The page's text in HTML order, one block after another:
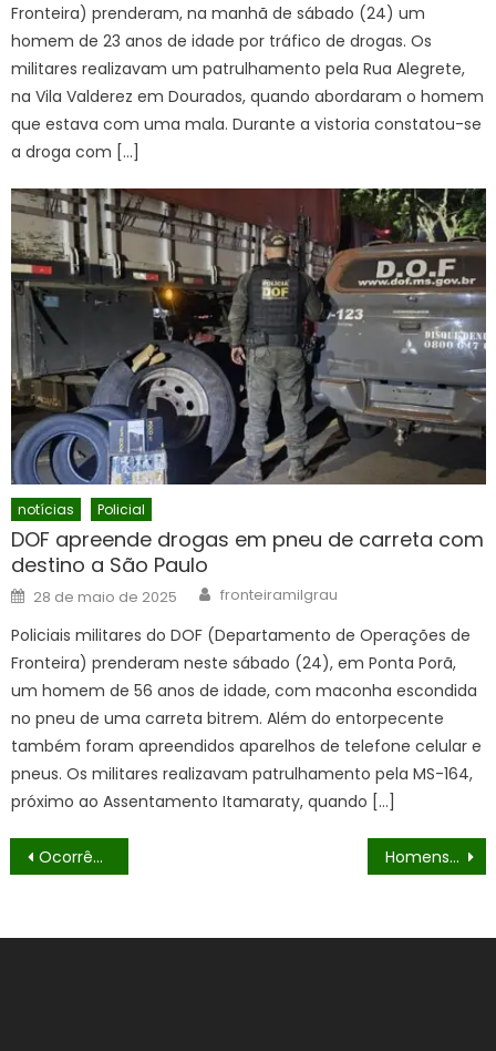
Fronteira) prenderam, na manhã de sábado (24) um
homem de 23 anos de idade por tráfico de drogas. Os
militares realizavam um patrulhamento pela Rua Alegrete,
na Vila Valderez em Dourados, quando abordaram o homem
que estava com uma mala. Durante a vistoria constatou-se
a droga com […]
notícias Policial
DOF apreende drogas em pneu de carreta com
destino a São Paulo
Posted
on
28 de maio de 2025 Author
fronteiramilgrau
Policiais militares do DOF (Departamento de Operações de
Fronteira) prenderam neste sábado (24), em Ponta Porã,
um homem de 56 anos de idade, com maconha escondida
no pneu de uma carreta bitrem. Além do entorpecente
também foram apreendidos aparelhos de telefone celular e
pneus. Os militares realizavam patrulhamento pela MS-164,
próximo ao Assentamento Itamaraty, quando […]
Navegação
Post
Ocorrência Defron Homens que seguiam com pasta base de cocaína para o Mato Grosso são presos pelo DOF em Corumbá